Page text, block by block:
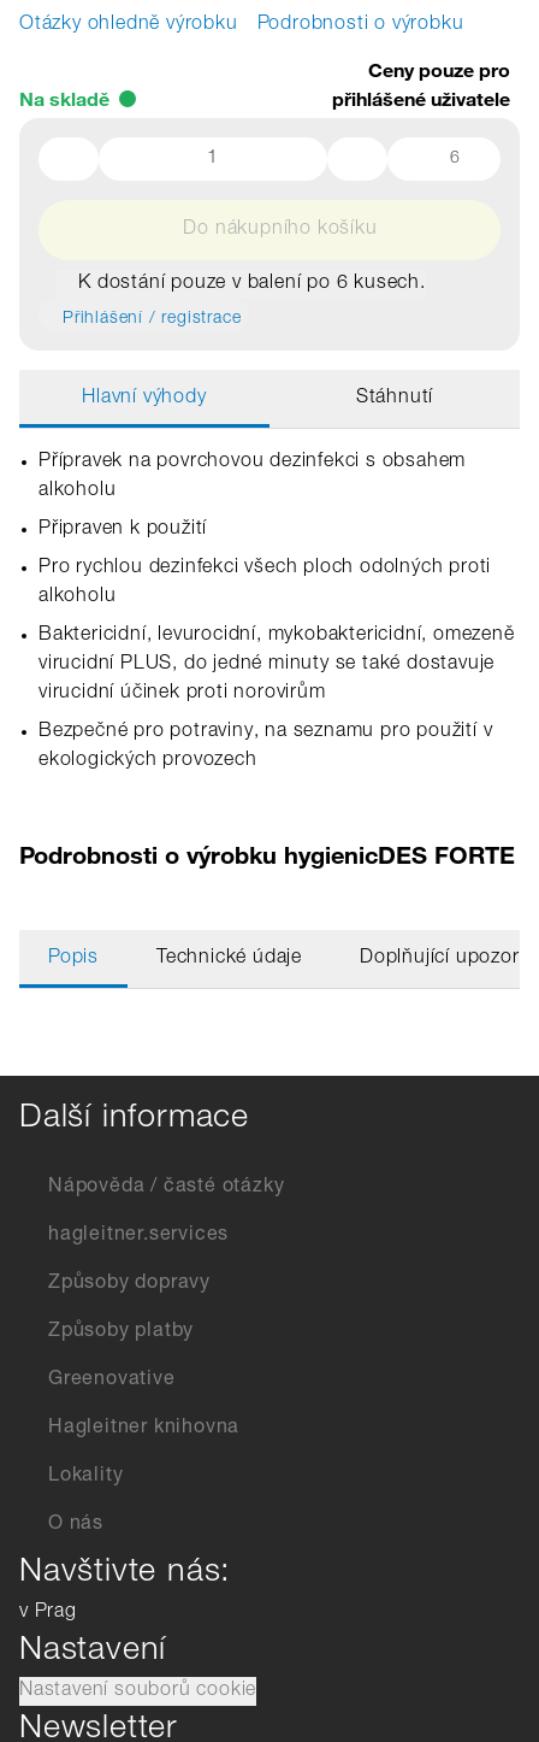
Otázky ohledně výrobku Podrobnosti o výrobku
Na skladě
Ceny pouze pro
přihlášené uživatele
6
Do nákupního košíku
K dostání pouze v balení po 6 kusech.
Přihlášení / registrace
Hlavní výhody Stáhnutí
Přípravek na povrchovou dezinfekci s obsahem
alkoholu
Připraven k použití
Pro rychlou dezinfekci všech ploch odolných proti
alkoholu
Baktericidní, levurocidní, mykobaktericidní, omezeně
virucidní PLUS, do jedné minuty se také dostavuje
virucidní účinek proti norovirům
Bezpečné pro potraviny, na seznamu pro použití v
ekologických provozech
Podrobnosti o výrobku hygienicDES FORTE
Popis Technické údaje Doplňující
Další informace
Nápověda / časté otázky
hagleitner.services
Způsoby dopravy
Způsoby platby
Greenovative
Hagleitner knihovna
Lokality
O nás
Navštivte nás:
v Prag
Nastavení
Nastavení souborů cookie
Newsletter